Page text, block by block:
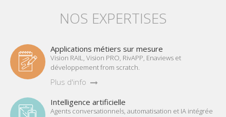
NOS EXPERTISES
Applications métiers sur mesure
Vision RAIL, Vision PRO, RivAPP, Enaviews et
développement from scratch.
Plus d'info
Intelligence artificielle
Agents conversationnels, automatisation et IA intégrée